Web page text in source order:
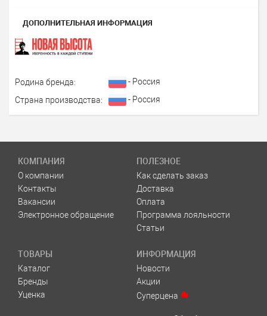
ДОПОЛНИТЕЛЬНАЯ ИНФОРМАЦИЯ
Родина бренда:
- Россия
Страна производства:
- Россия
КОМПАНИЯ
О компании
Контакты
Вакансии
Электронное обращение
ПОЛЕЗНОЕ
Как сделать заказ
Доставка
Оплата
Программа лояльности
Статьи
ТОВАРЫ
Каталог
Бренды
Уценка
ИНФОРМАЦИЯ
Новости
Акции
Суперцена